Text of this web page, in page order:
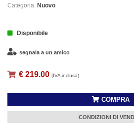
Categoria: Nuovo
Disponibile
segnala a un amico
€ 219.00 (IVA inclusa)
COMPRA
CONDIZIONI DI